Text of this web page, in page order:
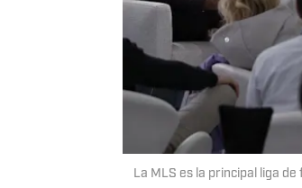
La MLS es la principal liga